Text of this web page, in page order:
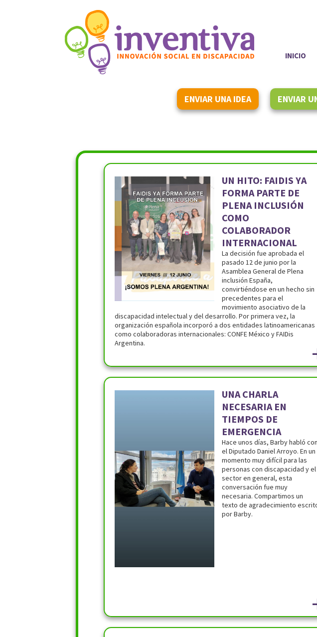
INICIO
ENVIAR UNA IDEA ENVIAR
UN HITO: FAIDIS YA
FORMA PARTE DE
PLENA INCLUSIÓN
COMO
COLABORADOR
INTERNACIONAL
La decisión fue aprobada el
pasado 12 de junio por la
Asamblea General de Plena
inclusión España,
convirtiéndose en un hecho sin
precedentes para el
movimiento asociativo de la
discapacidad intelectual y del desarrollo. Por primera vez, la
organización española incorporó a dos entidades latinoamericanas
como colaboradoras internacionales: CONFE México y FAIDis
Argentina.
UNA CHARLA
NECESARIA EN
TIEMPOS DE
EMERGENCIA
Hace unos días, Barby habló con
el Diputado Daniel Arroyo. En un
momento muy difícil para las
personas con discapacidad y el
sector en general, esta
conversación fue muy
necesaria. Compartimos un
texto de agradecimiento
por Barby.